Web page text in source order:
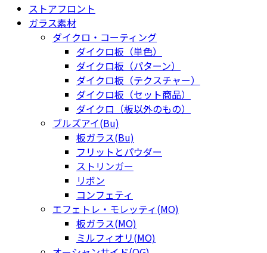
ストアフロント
ガラス素材
ダイクロ・コーティング
ダイクロ板（単色）
ダイクロ板（パターン）
ダイクロ板（テクスチャー）
ダイクロ板（セット商品）
ダイクロ（板以外のもの）
ブルズアイ(Bu)
板ガラス(Bu)
フリットとパウダー
ストリンガー
リボン
コンフェティ
エフェトレ・モレッティ(MO)
板ガラス(MO)
ミルフィオリ(MO)